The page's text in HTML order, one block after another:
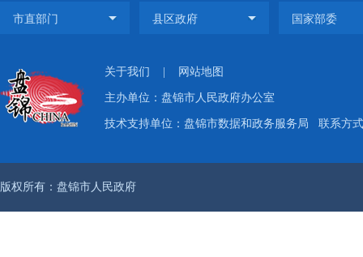
关于我们 网站地图
主办单位：盘锦市人民政府办公室
技术支持单位：盘锦市数据和政务服务局 联系方
版权所有：盘锦市人民政府